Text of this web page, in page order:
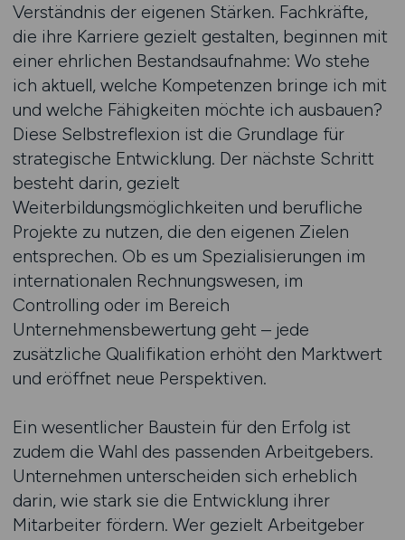
Verständnis der eigenen Stärken. Fachkräfte,
die ihre Karriere gezielt gestalten, beginnen mit
einer ehrlichen Bestandsaufnahme: Wo stehe
ich aktuell, welche Kompetenzen bringe ich mit
und welche Fähigkeiten möchte ich ausbauen?
Diese Selbstreflexion ist die Grundlage für
strategische Entwicklung. Der nächste Schritt
besteht darin, gezielt
Weiterbildungsmöglichkeiten und berufliche
Projekte zu nutzen, die den eigenen Zielen
entsprechen. Ob es um Spezialisierungen im
internationalen Rechnungswesen, im
Controlling oder im Bereich
Unternehmensbewertung geht – jede
zusätzliche Qualifikation erhöht den Marktwert
und eröffnet neue Perspektiven.
Ein wesentlicher Baustein für den Erfolg ist
zudem die Wahl des passenden Arbeitgebers.
Unternehmen unterscheiden sich erheblich
darin, wie stark sie die Entwicklung ihrer
Mitarbeiter fördern. Wer gezielt Arbeitgeber